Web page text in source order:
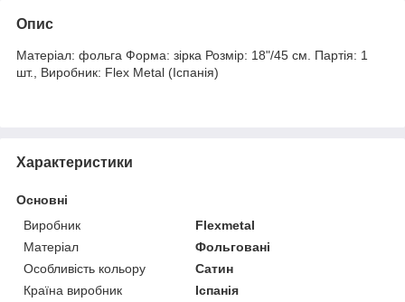
Опис
Матеріал: фольга Форма: зірка Розмір: 18"/45 см. Партія: 1
шт., Виробник: Flex Metal (Іспанія)
Характеристики
Основні
Виробник
Flexmetal
Матеріал
Фольговані
Особливість кольору
Сатин
Країна виробник
Іспанія